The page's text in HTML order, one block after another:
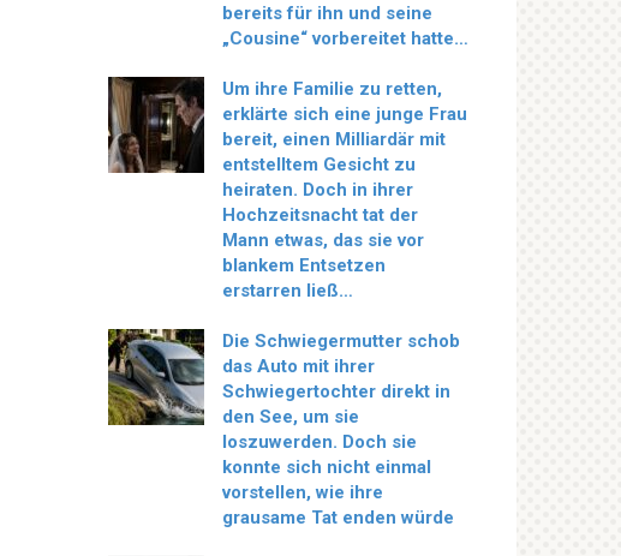
bereits für ihn und seine
„Cousine“ vorbereitet hatte…
Um ihre Familie zu retten,
erklärte sich eine junge Frau
bereit, einen Milliardär mit
entstelltem Gesicht zu
heiraten. Doch in ihrer
Hochzeitsnacht tat der
Mann etwas, das sie vor
blankem Entsetzen
erstarren ließ…
Die Schwiegermutter schob
das Auto mit ihrer
Schwiegertochter direkt in
den See, um sie
loszuwerden. Doch sie
konnte sich nicht einmal
vorstellen, wie ihre
grausame Tat enden würde